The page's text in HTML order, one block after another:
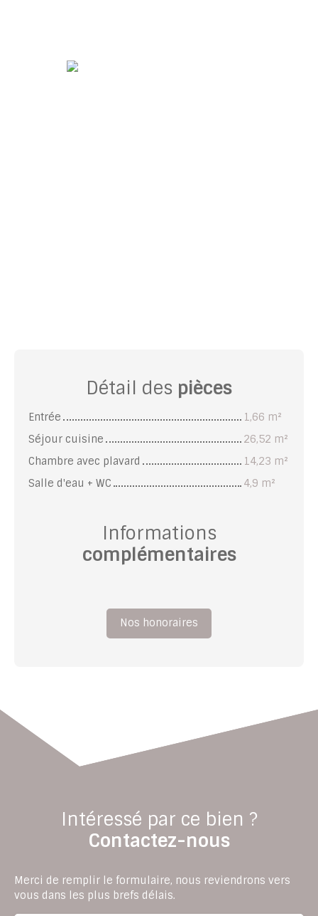
Détail des pièces
Entrée
1,66 m²
Séjour cuisine
26,52 m²
Chambre avec plavard
14,23 m²
Salle d'eau + WC
4,9 m²
Informations
complémentaires
Nos honoraires
Intéressé par ce bien ?
Contactez-nous
Merci de remplir le formulaire, nous reviendrons vers
vous dans les plus brefs délais.